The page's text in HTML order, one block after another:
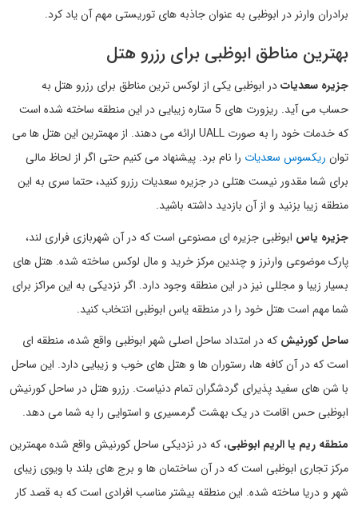
برادران وارنر در ابوظبی به عنوان جاذبه های توریستی مهم آن یاد کرد.
بهترین مناطق ابوظبی برای رزرو هتل
جزیره سعدیاتدر ابوظبی یکی از لوکس ترین مناطق برای رزرو هتل به
حساب می آید. ریزورت های 5 ستاره زیبایی در این منطقه ساخته شده است
که خدمات خود را به صورت UALL ارائه می دهند. از مهمترین این هتل ها می
توان ریکسوس سعدیات را نام برد. پیشنهاد می کنیم حتی اگر از لحاظ مالی
برای شما مقدور نیست هتلی در جزیره سعدیات رزرو کنید، حتما سری به این
منطقه زیبا بزنید و از آن بازدید داشته باشید.
جزیره یاس ابوظبی جزیره ای مصنوعی است که در آن شهربازی فراری لند،
پارک موضوعی وارنرز و چندین مرکز خرید و مال لوکس ساخته شده. هتل های
بسیار زیبا و مجللی نیز در این منطقه وجود دارد. اگر نزدیکی به این مراکز برای
شما مهم است هتل خود را در منطقه یاس ابوظبی انتخاب کنید.
ساحل کورنیش که در امتداد ساحل اصلی شهر ابوظبی واقع شده، منطقه ای
است که در آن کافه ها، رستوران ها و هتل های خوب و زیبایی دارد. این ساحل
با شن های سفید پذیرای گردشگران تمام دنیاست. رزرو هتل در ساحل کورنیش
ابوظبی حس اقامت در یک بهشت گرمسیری و استوایی را به شما می دهد.
منطقه ریم یا الریم ابوظبی، که در نزدیکی ساحل کورنیش واقع شده مهمترین
مرکز تجاری ابوظبی است که در آن ساختمان ها و برج های بلند با ویوی زیبای
شهر و دریا ساخته شده. این منطقه بیشتر مناسب افرادی است که به قصد کار